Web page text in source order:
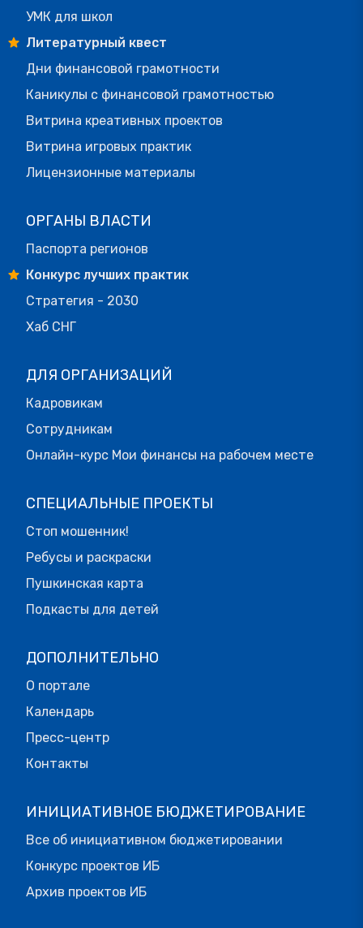
УМК для школ
Литературный квест
Дни финансовой грамотности
Каникулы с финансовой грамотностью
Витрина креативных проектов
Витрина игровых практик
Лицензионные материалы
ОРГАНЫ ВЛАСТИ
Паспорта регионов
Конкурс лучших практик
Стратегия - 2030
Хаб СНГ
ДЛЯ ОРГАНИЗАЦИЙ
Кадровикам
Сотрудникам
Онлайн-курс Мои финансы на рабочем месте
СПЕЦИАЛЬНЫЕ ПРОЕКТЫ
Стоп мошенник!
Ребусы и раскраски
Пушкинская карта
Подкасты для детей
ДОПОЛНИТЕЛЬНО
О портале
Календарь
Пресс-центр
Контакты
ИНИЦИАТИВНОЕ БЮДЖЕТИРОВАНИЕ
Все об инициативном бюджетировании
Конкурс проектов ИБ
Архив проектов ИБ